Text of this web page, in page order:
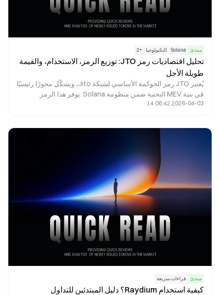
مبتدئ Solana التكنولوجيا +
2
تحليل اقتصاديات رمز JTO: توزيع الرمز، الاستخدام، والقيمة
طويلة الأجل
يُعتبر JTO رمز الحوكمة الأساسي لشبكة Jito، ويشكّل محورًا رئيسيًا
في بنية MEV التحتية ضمن منظومة Solana. يوفر هذا الرمز
إمكانيات حوكمة فعّالة، ويحقق مواءمة بين مصالح المُدقِّقين
2026-04-03 14:06:42
مبتدئ قراءات سريعة
كيفية استخدام Raydium؟ دليل المبتدئين للتداول